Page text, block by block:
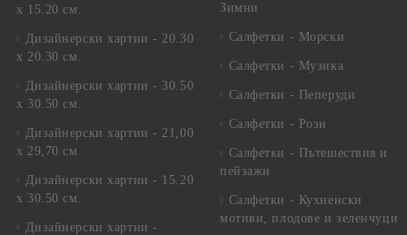
х 15.20 см.
Дизайнерски хартии - 20.30
х 20.30 см.
Дизайнерски хартии - 30.50
х 30.50 см.
Дизайнерски хартии - 21,00
х 29,70 см
Дизайнерски хартии - 15.20
x 30.50 см.
Дизайнерски хартии -
Зимни
Салфетки - Морски
Салфетки - Музика
Салфетки - Пеперуди
Салфетки - Рози
Салфетки - Пътешествия и
пейзажи
Салфетки - Кухненски
мотиви, плодове и зеленчуци